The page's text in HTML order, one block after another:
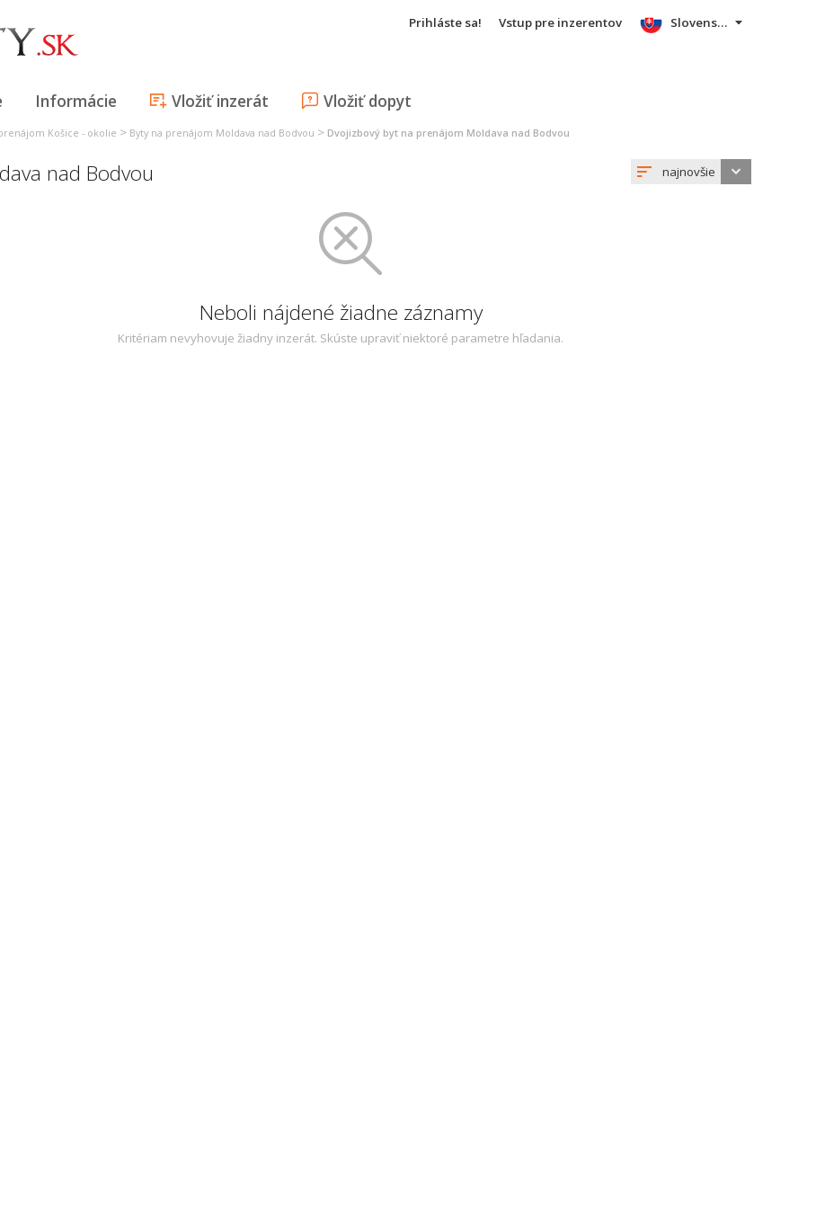
Prihláste sa! Vstup pre inzerentov
Informácie Vložiť inzerát Vložiť dopyt
Slovensky
Košice - okolie > Byty na prenájom Moldava nad Bodvou > Dvojizbový byt na prenájom Moldava nad Bodvou
nad Bodvou najnovšie
Neboli nájdené žiadne záznamy
Kritériam nevyhovuje žiadny inzerát. Skúste upraviť niektoré parametre hľadania.